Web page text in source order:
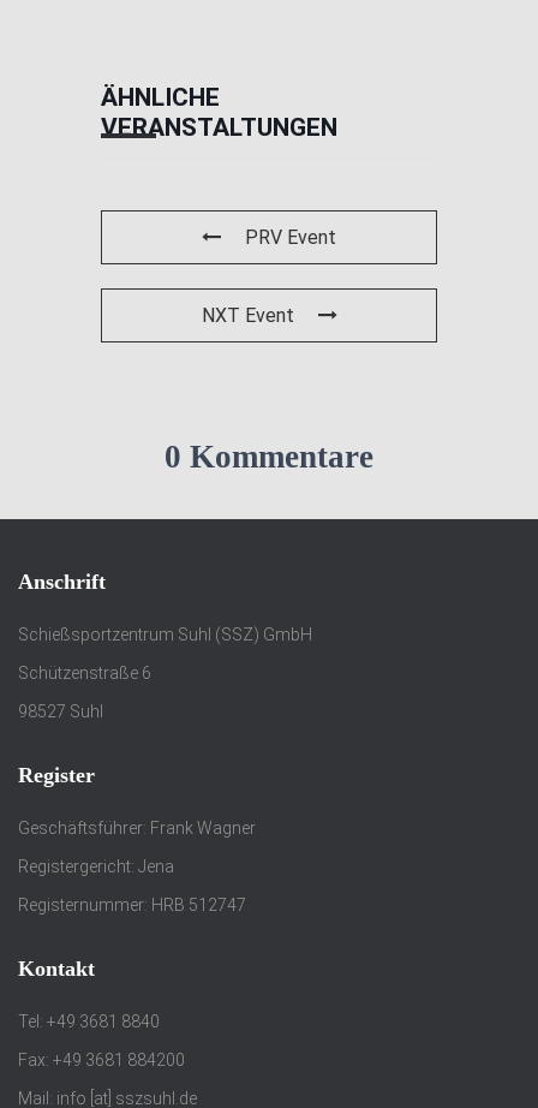
ÄHNLICHE
VERANSTALTUNGEN
PRV Event
NXT Event
0 Kommentare
Anschrift
Schießsportzentrum Suhl (SSZ) GmbH
Schützenstraße 6
98527 Suhl
Register
Geschäftsführer: Frank Wagner
Registergericht: Jena
Registernummer: HRB 512747
Kontakt
Tel: +49 3681 8840
Fax: +49 3681 884200
Mail: info [at] sszsuhl.de